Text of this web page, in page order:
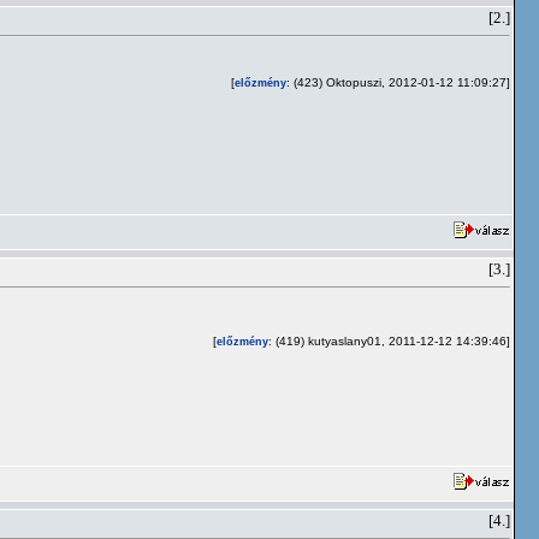
[2.]
[előzmény: (423) Oktopuszi, 2012-01-12 11:09:27]
[3.]
[előzmény: (419) kutyaslany01, 2011-12-12 14:39:46]
[4.]